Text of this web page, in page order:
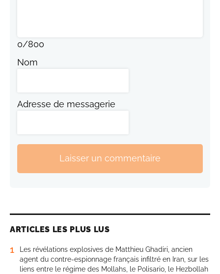
0/800
Nom
Adresse de messagerie
Laisser un commentaire
ARTICLES LES PLUS LUS
1
Les révélations explosives de Matthieu Ghadiri, ancien
agent du contre-espionnage français infiltré en Iran, sur les
liens entre le régime des Mollahs, le Polisario, le Hezbollah